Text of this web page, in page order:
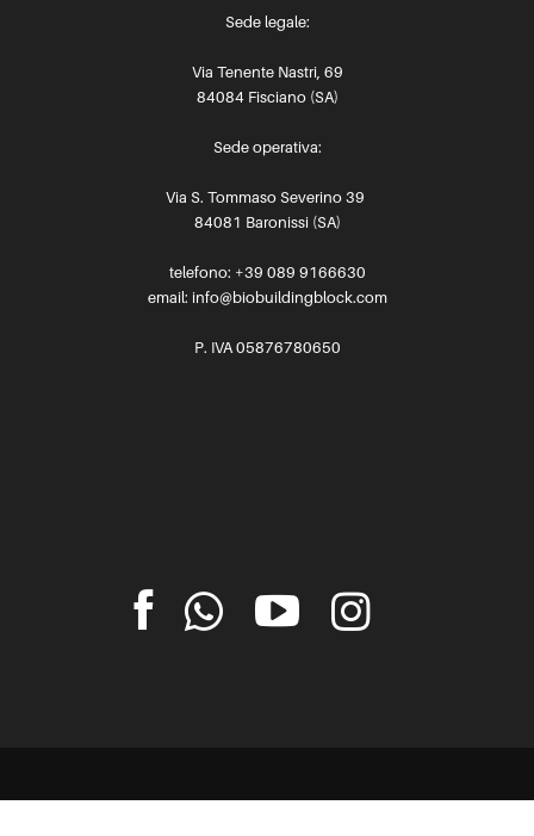
Sede legale:
Via Tenente Nastri, 69
84084 Fisciano (SA)
Sede operativa:
Via S. Tommaso Severino 39
84081 Baronissi (SA)
telefono: +39 089 9166630
email: info@biobuildingblock.com
P. IVA 05876780650